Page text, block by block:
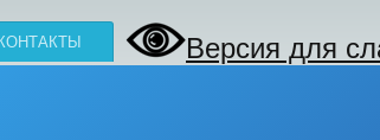
КОНТАКТЫ Версия для